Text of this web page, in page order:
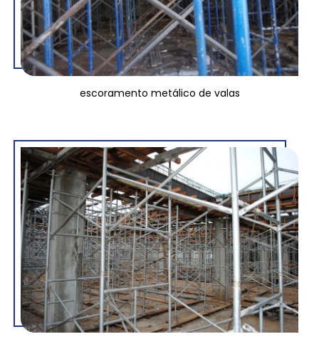
escoramento metálico de valas